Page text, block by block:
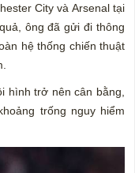
City và Arsenal tại
ông đã gửi đi thông
hệ thống chiến thuật
hình trở nên cân bằng,
trống nguy hiểm